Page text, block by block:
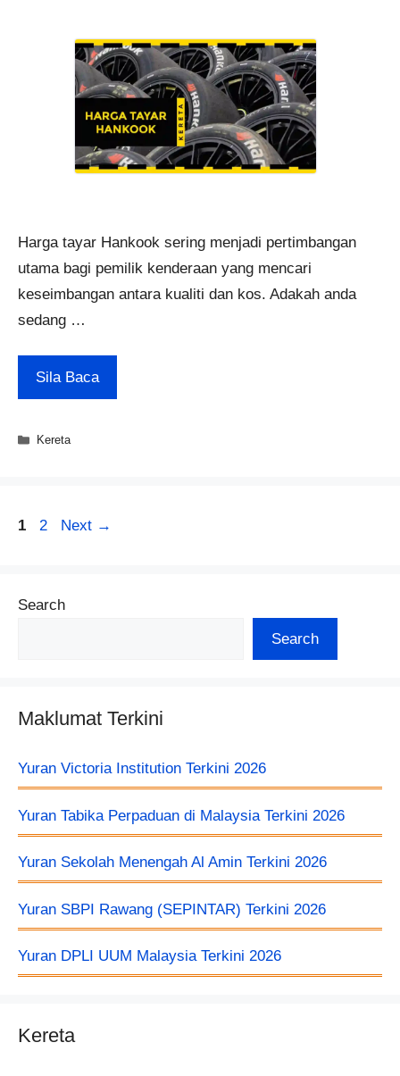
Harga tayar Hankook sering menjadi pertimbangan
utama bagi pemilik kenderaan yang mencari
keseimbangan antara kualiti dan kos. Adakah anda
sedang …
Sila Baca
Categories
Kereta
Page
1 Page
2 Next →
Search
Search
Maklumat Terkini
Yuran Victoria Institution Terkini 2026
Yuran Tabika Perpaduan di Malaysia Terkini 2026
Yuran Sekolah Menengah Al Amin Terkini 2026
Yuran SBPI Rawang (SEPINTAR) Terkini 2026
Yuran DPLI UUM Malaysia Terkini 2026
Kereta